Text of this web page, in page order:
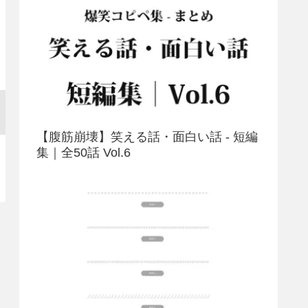
【腹筋崩壊】笑える話・面白い話 - 短編
集｜全50話 Vol.6